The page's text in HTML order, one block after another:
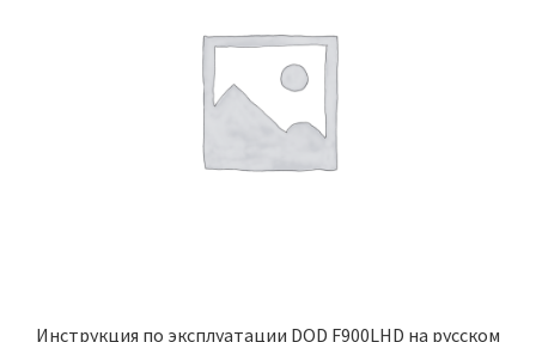
Инструкция по эксплуатации DOD F900LHD на русском